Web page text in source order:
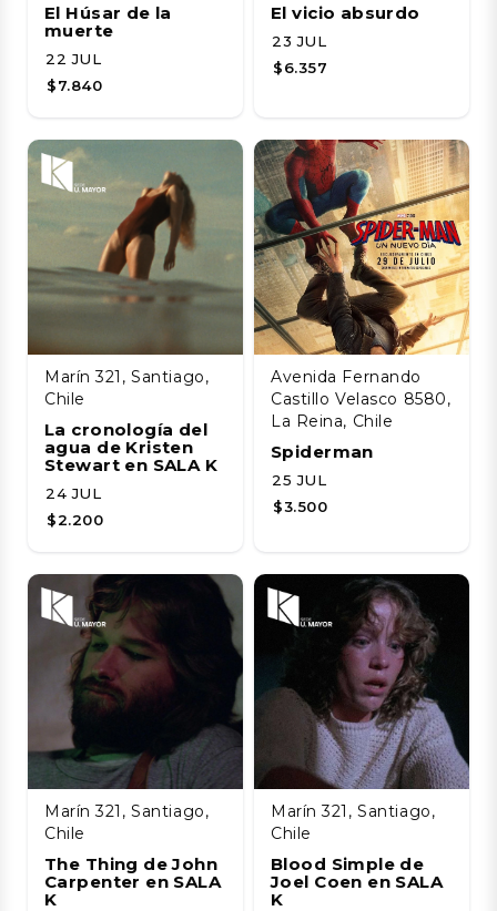
El Húsar de la
muerte
22 JUL
$7.840
El vicio absurdo
23 JUL
$6.357
Marín 321, Santiago,
Chile
La cronología del
agua de Kristen
Stewart en SALA K
24 JUL
$2.200
Avenida Fernando
Castillo Velasco 8580,
La Reina, Chile
Spiderman
25 JUL
$3.500
Marín 321, Santiago,
Chile
The Thing de John
Carpenter en SALA
K
Marín 321, Santiago,
Chile
Blood Simple de
Joel Coen en SALA
K